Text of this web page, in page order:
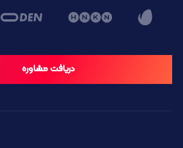
دریافت مشاوره